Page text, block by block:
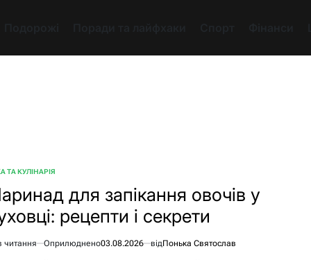
ТА КУЛІНАРІЯ
для запікання овочів у
рецепти і секрети
читання Оприлюднено03.08.2026 відПонька Святослав